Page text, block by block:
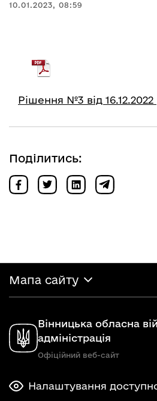
10.01.2023, 08:59
Рішення №3 від 16.12.2022
Поділитись:
Мапа сайту
Вінницька обласна
адміністрація
Офіційний веб-сайт
Налаштування